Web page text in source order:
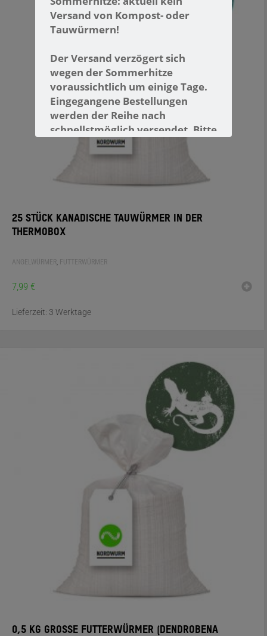
25 STÜCK KANADISCHE TAUWÜRMER IN DER
THERMOBOX
ANGELWÜRMER, FUTTERWÜRMER
7,99 €
Lieferzeit: 3 Werktage
0,5 KG GROSSE FUTTERWÜRMER (DENDROBENA V
Versand von Kompost- oder
Tauwürmern!
Der Versand verzögert sich
wegen der Sommerhitze
voraussichtlich um einige Tage.
Eingegangene Bestellungen
werden der Reihe nach
schnellstmöglich versendet. Bitte
auch für Kompostwürmer ein
Coolpack mit bestellen.